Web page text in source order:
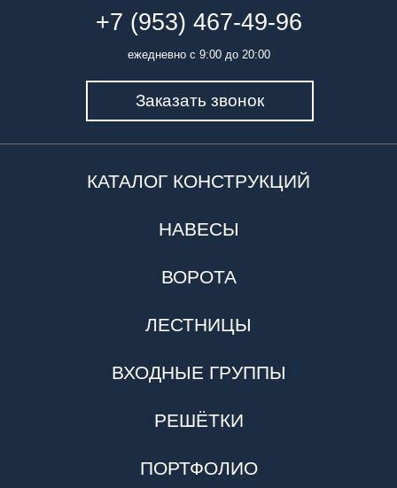
+7 (953) 467-49-96
ежедневно с 9:00 до 20:00
Заказать звонок
КАТАЛОГ КОНСТРУКЦИЙ
НАВЕСЫ
ВОРОТА
ЛЕСТНИЦЫ
ВХОДНЫЕ ГРУППЫ
РЕШЁТКИ
ПОРТФОЛИО